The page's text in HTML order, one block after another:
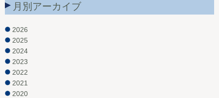
月別アーカイブ
2026
2025
2024
2023
2022
2021
2020